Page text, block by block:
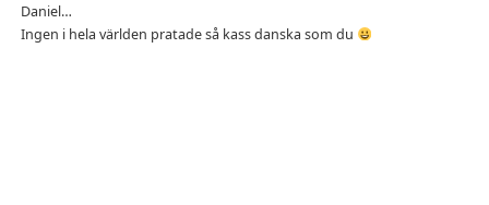
Daniel…
Ingen i hela världen pratade så kass danska som du